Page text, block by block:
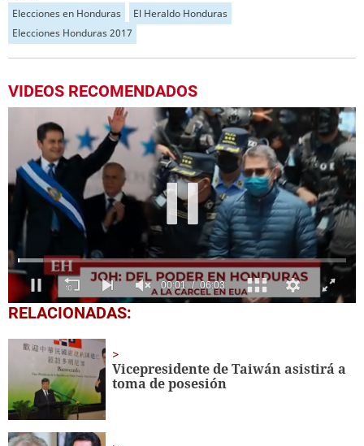
Elecciones en Honduras
El Heraldo Honduras
Elecciones Honduras 2017
VIDEOS RECOMENDADOS
0
seconds
minutes,
seconds
RELACIONADAS:
Vicepresidente de Taiwán asistirá a
toma de posesión